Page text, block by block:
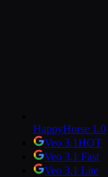
HappyHorse 1.0
Veo 3.1HOT
Veo 3.1 Fast
Veo 3.1 Lite